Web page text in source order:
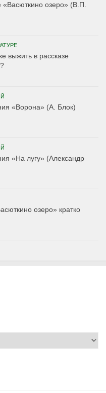
«Васюткино озеро» (В.П.
выжить в рассказе
«Ворона» (А. Блок)
«На лугу» (Александр
озеро» кратко